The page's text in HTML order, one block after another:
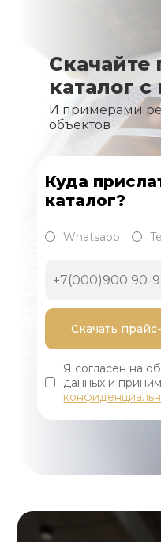
Скачайте
каталог
И примерами
объектов
Куда
каталог?
Whatsapp
Я согласен на
данных и